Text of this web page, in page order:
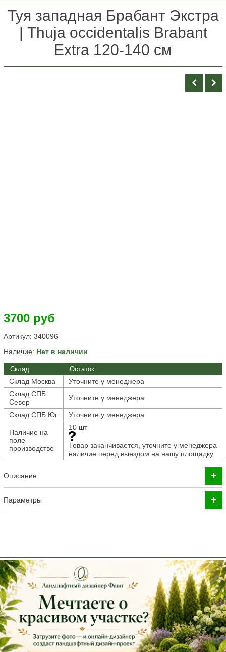
Туя западная Брабант Экстра
| Thuja occidentalis Brabant
Extra 120-140 см
3700 руб
Артикул: 340096
Наличие: Нет в наличии
Склад Остаток
Склад Москва
Уточните у менеджера
Склад СПБ
Север
Уточните у менеджера
Склад СПБ Юг Уточните у менеджера
Наличие на
поле-
производстве
10 шт
Товар заканчивается, уточните у менеджера
наличие перед выездом на нашу площадку
Описание
Параметры